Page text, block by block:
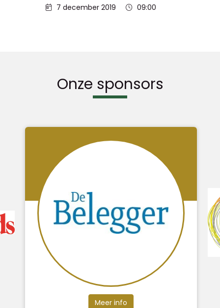
Datum:
7 december 2019 Tijd:
09:00
Onze sponsors
Meer info